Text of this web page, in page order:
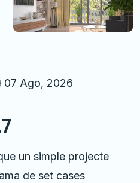
07 Ago, 2026
un simple projecte
de set cases